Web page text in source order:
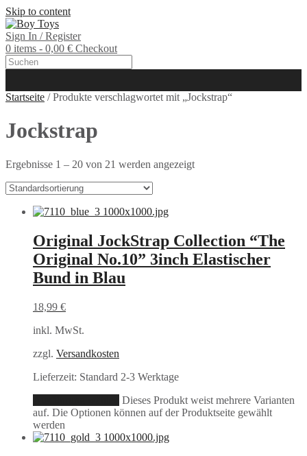
Skip to content
Sign In / Register
0 items - 0,00 € Checkout
Startseite / Produkte verschlagwortet mit „Jockstrap“
Jockstrap
Ergebnisse 1 – 20 von 21 werden angezeigt
Original JockStrap Collection “The
Original No.10” 3inch Elastischer
Bund in Blau
18,99 €
inkl. MwSt.
zzgl. Versandkosten
Lieferzeit: Standard 2-3 Werktage
Dieses Produkt weist mehrere Varianten
auf. Die Optionen können auf der Produktseite gewählt
werden